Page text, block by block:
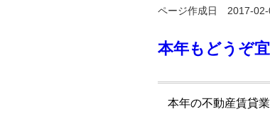
ページ作成日 2017-02-
本年もどうぞ
本年の不動産賃貸